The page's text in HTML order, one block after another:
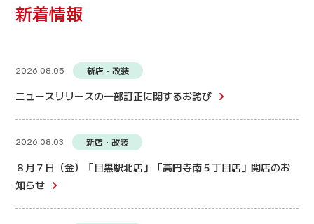
新着情報
2026.08.05 新店・改装
ニュースリリースの一部訂正に関するお詫び
2026.08.03 新店・改装
８月７日（金）「目黒駅北店」「高円寺南５丁目店」開店のお
知らせ